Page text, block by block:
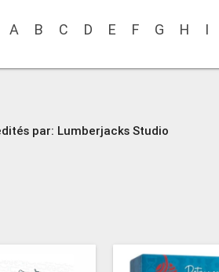
A B C D E F G H I
par: Lumberjacks Studio